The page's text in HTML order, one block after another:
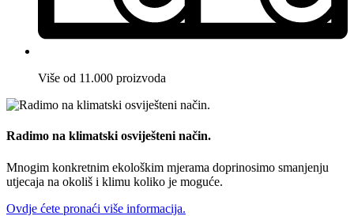
Više od 11.000 proizvoda
Radimo na klimatski osviješteni način.
Mnogim konkretnim ekološkim mjerama doprinosimo smanjenju
utjecaja na okoliš i klimu koliko je moguće.
Ovdje ćete pronaći više informacija.